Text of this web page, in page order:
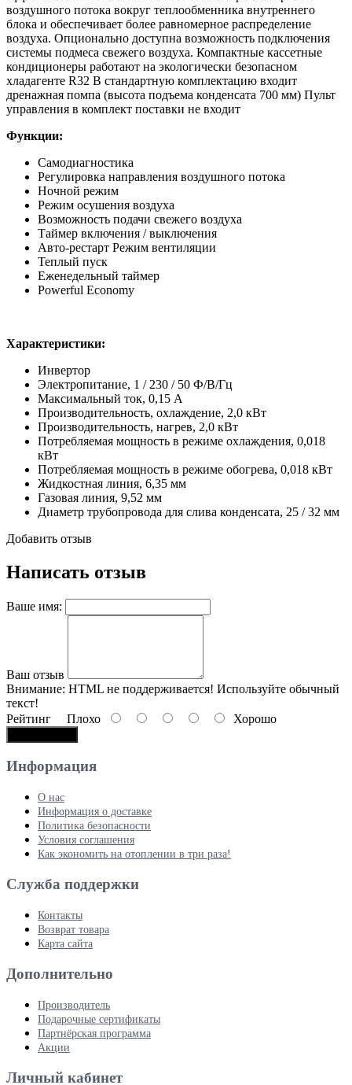
воздушного потока вокруг теплообменника внутреннего
блока и обеспечивает более равномерное распределение
воздуха. Опционально доступна возможность подключения
системы подмеса свежего воздуха. Компактные кассетные
кондиционеры работают на экологически безопасном
хладагенте R32 В стандартную комплектацию входит
дренажная помпа (высота подъема конденсата 700 мм) Пульт
управления в комплект поставки не входит
Функции:
Самодиагностика
Регулировка направления воздушного потока
Ночной режим
Режим осушения воздуха
Возможность подачи свежего воздуха
Таймер включения / выключения
Авто-рестарт Режим вентиляции
Теплый пуск
Еженедельный таймер
Powerful Economy
Характеристики:
Инвертор
Электропитание, 1 / 230 / 50 Ф/В/Гц
Максимальный ток, 0,15 А
Производительность, охлаждение, 2,0 кВт
Производительность, нагрев, 2,0 кВт
Потребляемая мощность в режиме охлаждения, 0,018
кВт
Потребляемая мощность в режиме обогрева, 0,018 кВт
Жидкостная линия, 6,35 мм
Газовая линия, 9,52 мм
Диаметр трубопровода для слива конденсата, 25 / 32 мм
Добавить отзыв
Написать отзыв
Ваше имя:
Ваш отзыв
Внимание: HTML не поддерживается! Используйте обычный
текст!
Рейтинг Плохо Хорошо
Информация
О нас
Информация о доставке
Политика безопасности
Условия соглашения
Как экономить на отоплении в три раза!
Служба поддержки
Контакты
Возврат товара
Карта сайта
Дополнительно
Производитель
Подарочные сертификаты
Партнёрская программа
Акции
Личный кабинет